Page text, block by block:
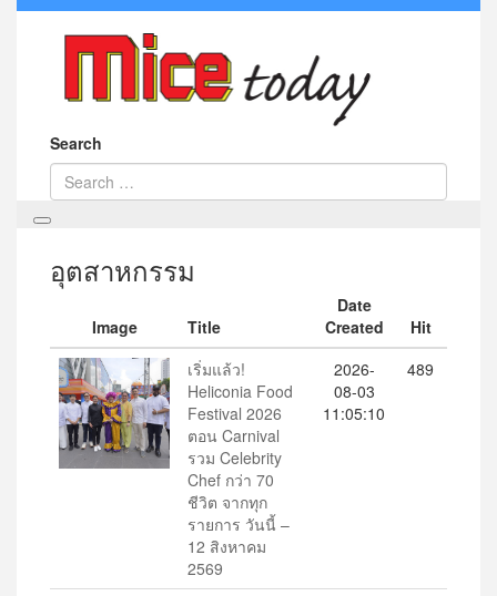
Search
อุตสาหกรรม
Image Title
Date
Created
Hit
เริ่มแล้ว!
Heliconia Food
Festival 2026
ตอน Carnival
รวม Celebrity
Chef กว่า 70
ชีวิต จากทุก
รายการ วันนี้ –
12 สิงหาคม
2569
2026-
08-03
11:05:10
489